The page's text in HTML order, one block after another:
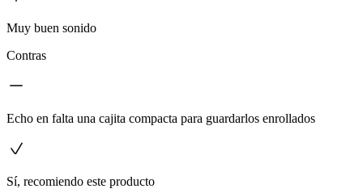
Muy buen sonido
Contras
Echo en falta una cajita compacta para guardarlos enrollados
Sí, recomiendo este producto